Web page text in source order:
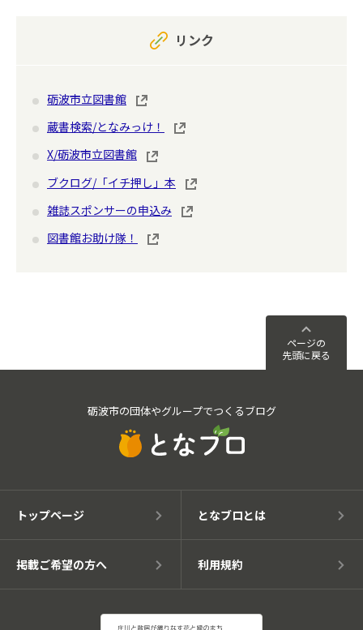
リンク
砺波市立図書館
蔵書検索/となみっけ！
X/砺波市立図書館
ブクログ/「イチ押し」本
雑誌スポンサーの申込み
図書館お助け隊！
ページの
先頭に戻る
砺波市の団体やグループでつくるブログ
トップページ となブロとは
掲載ご希望の方へ 利用規約